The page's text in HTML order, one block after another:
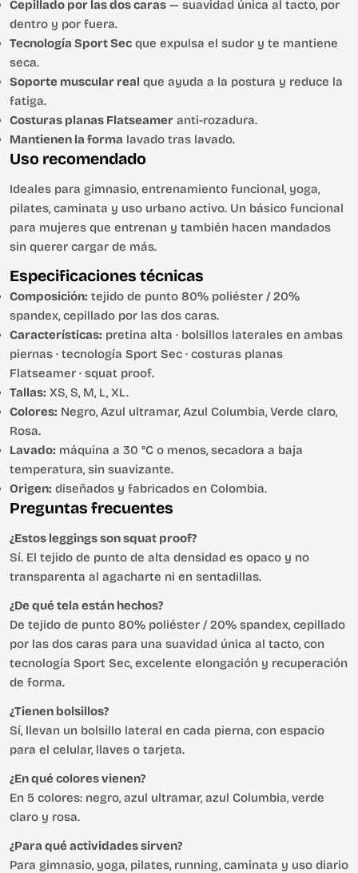
Cepillado por las dos caras — suavidad única al tacto, por
dentro y por fuera.
Tecnología Sport Sec que expulsa el sudor y te mantiene
seca.
Soporte muscular real que ayuda a la postura y reduce la
fatiga.
Costuras planas Flatseamer anti-rozadura.
Mantienen la forma lavado tras lavado.
Uso recomendado
Ideales para gimnasio, entrenamiento funcional, yoga,
pilates, caminata y uso urbano activo. Un básico funcional
para mujeres que entrenan y también hacen mandados
sin querer cargar de más.
Especificaciones técnicas
Composición: tejido de punto 80% poliéster / 20%
spandex, cepillado por las dos caras.
Características: pretina alta · bolsillos laterales en ambas
piernas · tecnología Sport Sec · costuras planas
Flatseamer · squat proof.
Tallas: XS, S, M, L, XL.
Colores: Negro, Azul ultramar, Azul Columbia, Verde claro,
Rosa.
Lavado: máquina a 30 °C o menos, secadora a baja
temperatura, sin suavizante.
Origen: diseñados y fabricados en Colombia.
Preguntas frecuentes
¿Estos leggings son squat proof?
Sí. El tejido de punto de alta densidad es opaco y no
transparenta al agacharte ni en sentadillas.
¿De qué tela están hechos?
De tejido de punto 80% poliéster / 20% spandex, cepillado
por las dos caras para una suavidad única al tacto, con
tecnología Sport Sec, excelente elongación y recuperación
de forma.
¿Tienen bolsillos?
Sí, llevan un bolsillo lateral en cada pierna, con espacio
para el celular, llaves o tarjeta.
¿En qué colores vienen?
En 5 colores: negro, azul ultramar, azul Columbia, verde
claro y rosa.
¿Para qué actividades sirven?
Para gimnasio, yoga, pilates, running, caminata y uso diario